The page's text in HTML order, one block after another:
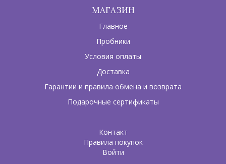
МАГАЗИН
Главное
Пробники
Условия оплаты
Доставка
Гарантии и правила обмена и возврата
Подарочные сертификаты
Контакт
Правила покупок
Войти